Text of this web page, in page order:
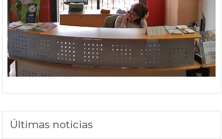
Últimas noticias